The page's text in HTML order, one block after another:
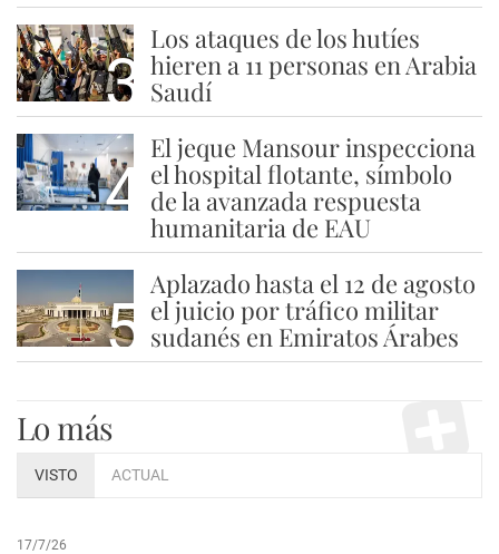
3
Los ataques de los hutíes
hieren a 11 personas en Arabia
Saudí
4
El jeque Mansour inspecciona
el hospital flotante, símbolo
de la avanzada respuesta
humanitaria de EAU
5
Aplazado hasta el 12 de agosto
el juicio por tráfico militar
sudanés en Emiratos Árabes
Lo más
VISTO ACTUAL
17/7/26